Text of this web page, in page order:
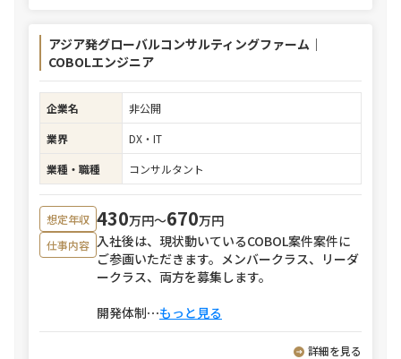
アジア発グローバルコンサルティングファーム｜
COBOLエンジニア
企業名
非公開
業界
DX・IT
業種・職種
コンサルタント
想定年収 430万円〜670万円
仕事内容 入社後は、現状動いているCOBOL案件案件に
ご参画いただきます。メンバークラス、リーダ
ークラス、両方を募集します。
開発体制⋯もっと見る
詳細を見る